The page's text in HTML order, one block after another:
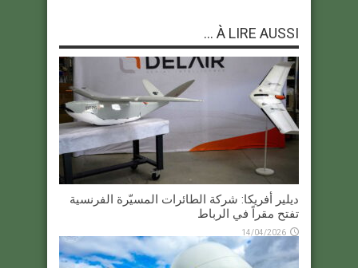
À LIRE AUSSI ...
ديلير أفريكا: شركة الطائرات المسيّرة الفرنسية
تفتح مقراً في الرباط
14/04/2026